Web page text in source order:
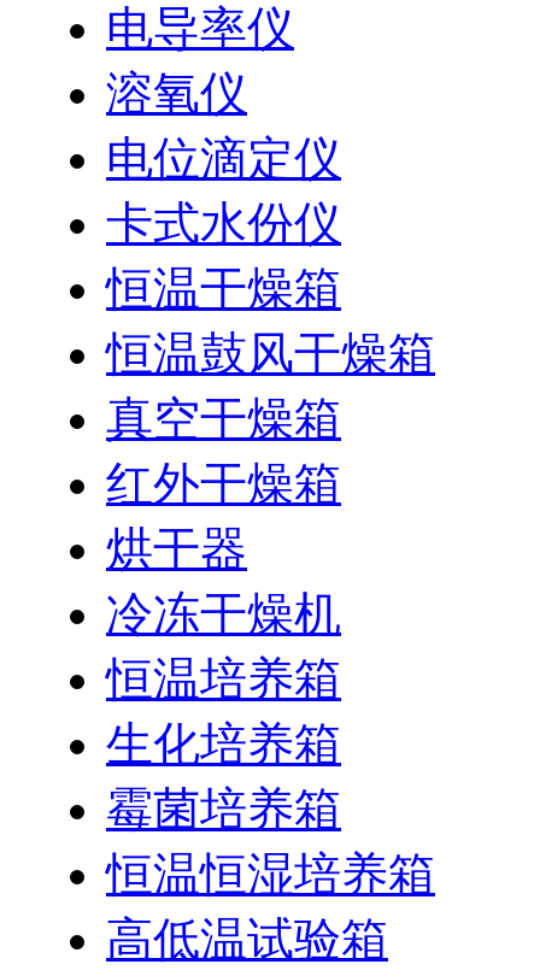
电导率仪
溶氧仪
电位滴定仪
卡式水份仪
恒温干燥箱
恒温鼓风干燥箱
真空干燥箱
红外干燥箱
烘干器
冷冻干燥机
恒温培养箱
生化培养箱
霉菌培养箱
恒温恒湿培养箱
高低温试验箱